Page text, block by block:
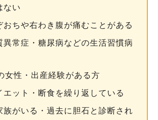
ない
おちや右わき腹が痛むことがある
異常症・糖尿病などの生活習慣病
女性・出産経験がある方
エット・断食を繰り返している
族がいる・過去に胆石と診断され